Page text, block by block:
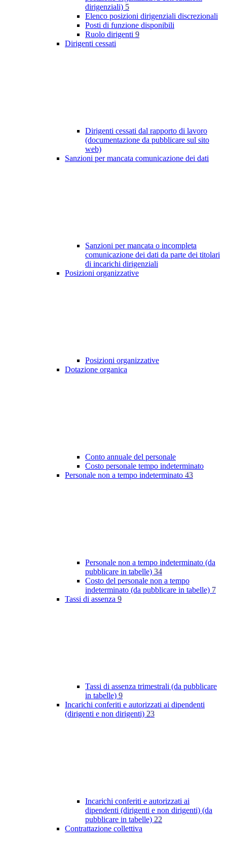
dirigenziali) 5
Elenco posizioni dirigenziali discrezionali
Posti di funzione disponibili
Ruolo dirigenti 9
Dirigenti cessati
Dirigenti cessati dal rapporto di lavoro
(documentazione da pubblicare sul sito
web)
Sanzioni per mancata comunicazione dei dati
Sanzioni per mancata o incompleta
comunicazione dei dati da parte dei titolari
di incarichi dirigenziali
Posizioni organizzative
Posizioni organizzative
Dotazione organica
Conto annuale del personale
Costo personale tempo indeterminato
Personale non a tempo indeterminato 43
Personale non a tempo indeterminato (da
pubblicare in tabelle) 34
Costo del personale non a tempo
indeterminato (da pubblicare in tabelle) 7
Tassi di assenza 9
Tassi di assenza trimestrali (da pubblicare
in tabelle) 9
Incarichi conferiti e autorizzati ai dipendenti
(dirigenti e non dirigenti) 23
Incarichi conferiti e autorizzati ai
dipendenti (dirigenti e non dirigenti) (da
pubblicare in tabelle) 22
Contrattazione collettiva